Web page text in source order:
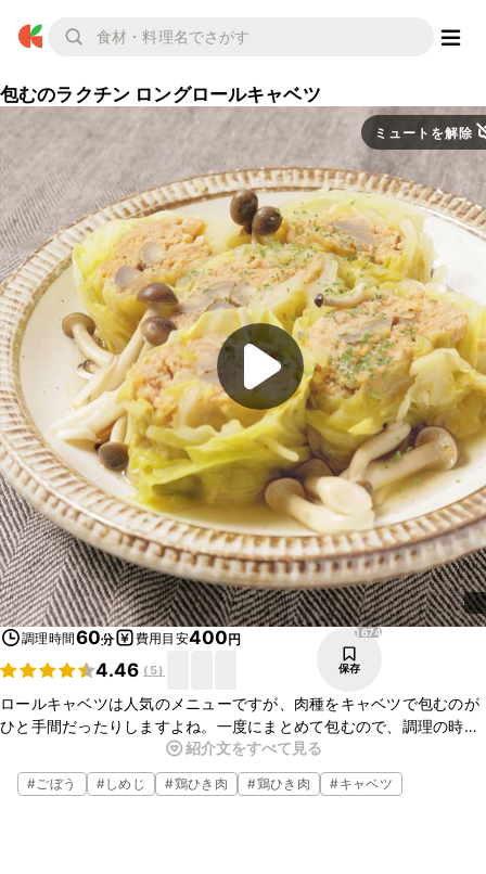
包むのラクチン ロングロールキャベツ
ミュートを解除
調理時間60分 費用目安400円
4.46 ( 5)
1674
保存
ロールキャベツは人気のメニューですが、肉種をキャベツで包むのが
ひと手間だったりしますよね。一度にまとめて包むので、調理の時間
短縮！煮込んで一度冷ます時間に、他の料理を作れちゃいます。中に
包んだゴボウの食感もおいしく、野菜がたっぷり食べられますよ。
紹介文をすべて見る
#ごぼう #しめじ #鶏ひき肉 #鶏ひき肉 #キャベツ